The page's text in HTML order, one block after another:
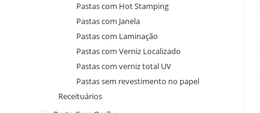
Pastas com Hot Stamping
Pastas com Janela
Pastas com Laminação
Pastas com Verniz Localizado
Pastas com verniz total UV
Pastas sem revestimento no papel
Receituários